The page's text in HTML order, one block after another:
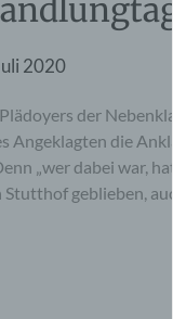
2020
der
Angeklagten die
„wer dabei war,
geblieben,